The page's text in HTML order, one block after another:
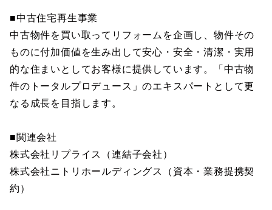
■中古住宅再生事業
中古物件を買い取ってリフォームを企画し、物件その
ものに付加価値を生み出して安心・安全・清潔・実用
的な住まいとしてお客様に提供しています。「中古物
件のトータルプロデュース」のエキスパートとして更
なる成長を目指します。
■関連会社
株式会社リプライス（連結子会社）
株式会社ニトリホールディングス（資本・業務提携契
約）